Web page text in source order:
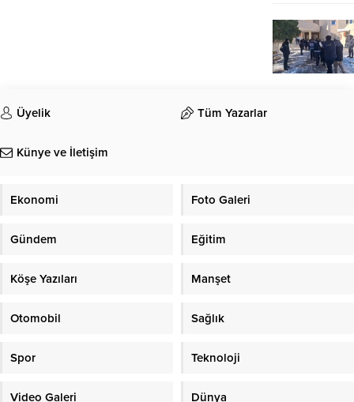
Üyelik Tüm Yazarlar
Künye ve İletişim
Ekonomi Foto Galeri
Gündem Eğitim
Köşe Yazıları Manşet
Otomobil Sağlık
Spor Teknoloji
Video Galeri Dünya